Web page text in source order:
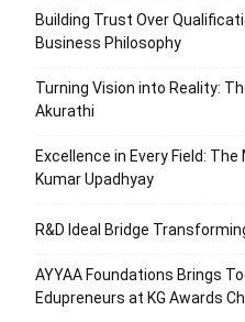
Building Trust Over
Business Philosophy
Turning Vision into Reality:
Akurathi
Excellence in Every Field:
Kumar Upadhyay
R&D Ideal Bridge
AYYAA Foundations Brings
Edupreneurs at KG Awards